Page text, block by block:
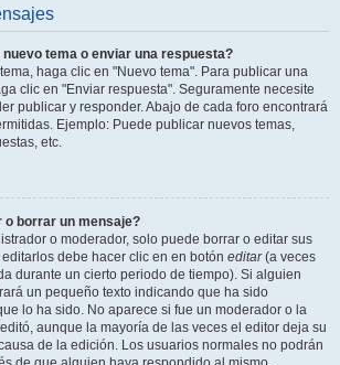
tema o enviar una respuesta?
haga clic en "Nuevo tema". Para publicar una
clic en "Enviar respuesta". Seguramente necesite
publicar y responder. Abajo de cada foro encontrará
Ejemplo: Puede publicar nuevos temas,
etc.
o borrar un mensaje?
o moderador, solo puede borrar o editar sus
debe hacer clic en en botón editar(a veces
durante un cierto periodo de tiempo). Si alguien
un pequeño texto indicando que ha sido
lo ha sido. No aparece si fue un moderador o la
aunque la mayoría de las veces el editor deja su
de la edición. Los usuarios normales no podrán